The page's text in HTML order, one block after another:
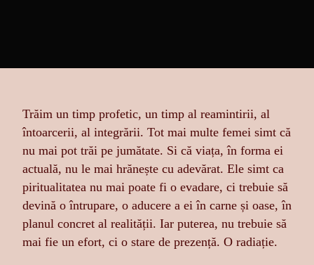
Trăim un timp profetic, un timp al reamintirii, al
întoarcerii, al integrării. Tot mai multe femei simt că
nu mai pot trăi pe jumătate. Si că viața, în forma ei
actuală, nu le mai hrănește cu adevărat. Ele simt ca
piritualitatea nu mai poate fi o evadare, ci trebuie să
devină o întrupare, o aducere a ei în carne și oase, în
planul concret al realității. Iar puterea, nu trebuie să
mai fie un efort, ci o stare de prezență. O radiație.